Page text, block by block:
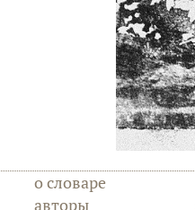
о словаре
авторы